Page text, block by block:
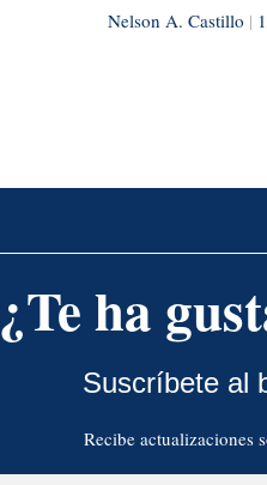
Nelson A. Castillo |
¿Te ha
Suscríbete al
Recibe actualizaciones